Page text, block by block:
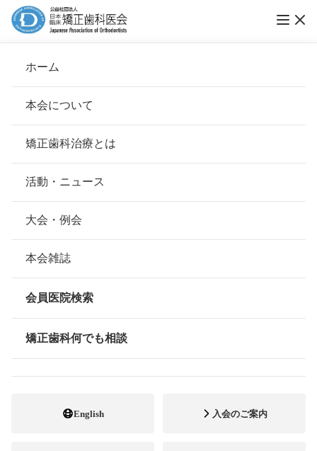
ホーム
本会について
会長挨拶
基本理念
組織について
本会の歴史
情報公開
矯正歯科治療とは
安心して治療を受けていただくための「6つの指針」
安心できる矯正歯科治療契約のための「7つの提言」
矯正歯科治療について
活動・ニュース
大会・例会
本会雑誌
会員医院検索
矯正歯科何でも相談
English 入会のご案内
医療法人矯人会しもだ矯正歯科クリニック
ホーム 会員医院検索
医療法人矯人会しもだ矯正歯科クリニック
所在地
福岡県福岡市中央区天神2-14-2福岡
FAX番号 092-725-7872